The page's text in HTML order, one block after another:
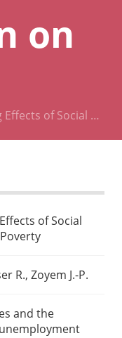
on
Effects of Social …
of Social
R., Zoyem J.-P.
and the